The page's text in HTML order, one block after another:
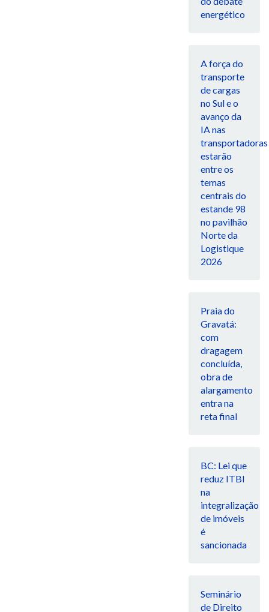
energético
A força do
transporte
de cargas
no Sul e o
avanço da
IA nas
transportadoras
estarão
entre os
temas
centrais do
estande 98
no pavilhão
Norte da
Logistique
2026
Praia do
Gravatá:
com
dragagem
concluída,
obra de
alargamento
entra na
reta final
BC: Lei que
reduz ITBI
na
integralização
de imóveis
é
sancionada
Seminário
de Direito